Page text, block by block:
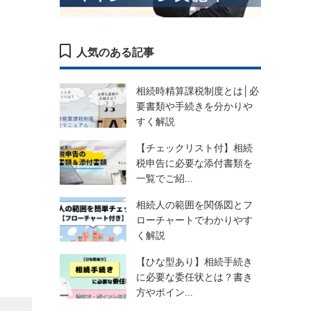
人気のある記事
相続時精算課税制度とは│必
要書類や手続きを分かりや
すく解説
【チェックリスト付】相続
税申告に必要な添付書類を
一覧でご紹...
相続人の範囲を関係図とフ
ローチャートでわかりやす
く解説
【ひな型あり】相続手続き
に必要な委任状とは？書き
方やポイン...